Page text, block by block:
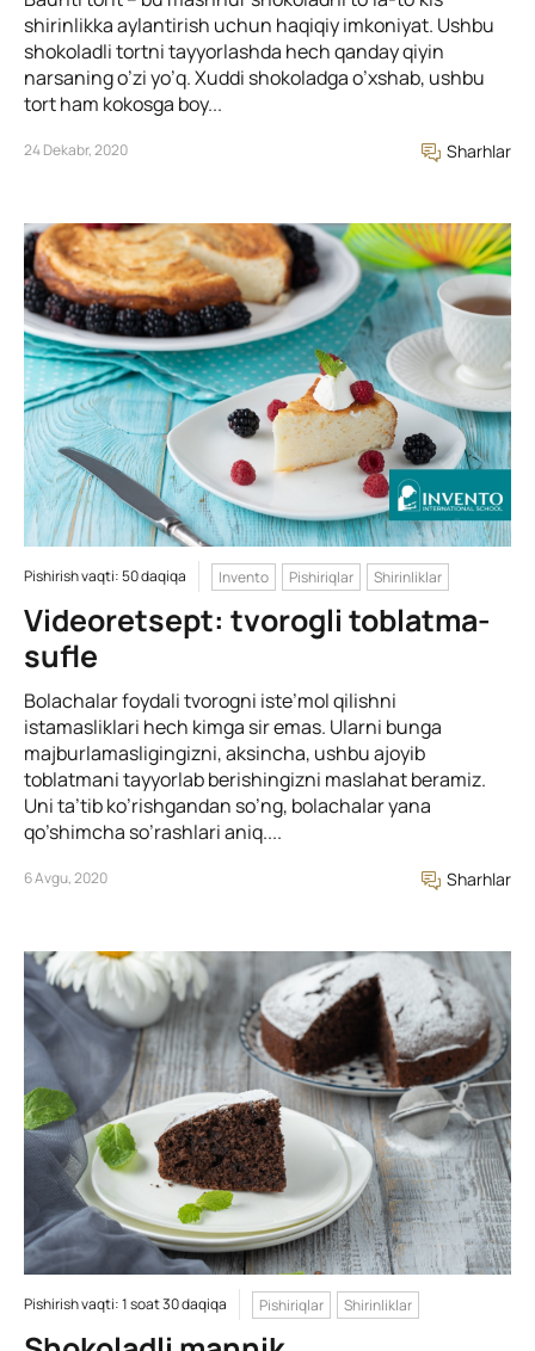
shirinlikka aylantirish uchun haqiqiy imkoniyat. Ushbu
shokoladli tortni tayyorlashda hech qanday qiyin
narsaning o’zi yo’q. Xuddi shokoladga o’xshab, ushbu
tort ham kokosga boy...
24 Dekabr, 2020 Sharhlar
Pishirish vaqti: 50 daqiqa Invento Pishiriqlar Shirinliklar
Videoretsept: tvorogli toblatma-
sufle
Bolachalar foydali tvorogni iste’mol qilishni
istamasliklari hech kimga sir emas. Ularni bunga
majburlamasligingizni, aksincha, ushbu ajoyib
toblatmani tayyorlab berishingizni maslahat beramiz.
Uni ta’tib ko’rishgandan so’ng, bolachalar yana
qo’shimcha so’rashlari aniq....
6 Avgu, 2020 Sharhlar
Pishirish vaqti: 1 soat 30 daqiqa Pishiriqlar Shirinliklar